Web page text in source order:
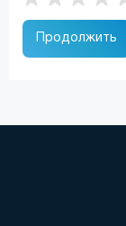
Продолжить